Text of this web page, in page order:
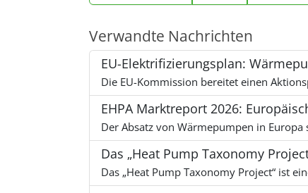
Verwandte Nachrichten
EU-Elektrifizierungsplan:
Die EU-Kommission bereitet einen
EHPA Marktreport 2026:
Der Absatz von Wärmepumpen in
Das „Heat Pump Taxonomy
Das „Heat Pump Taxonomy Project“ ist